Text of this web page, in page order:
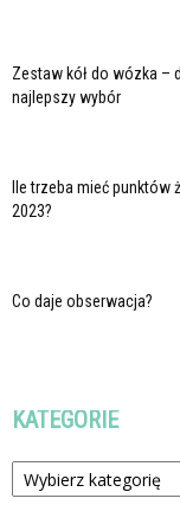
Zestaw kół do wózka –
najlepszy wybór
Ile trzeba mieć
2023?
Co daje obserwacja?
KATEGORIE
Kategorie